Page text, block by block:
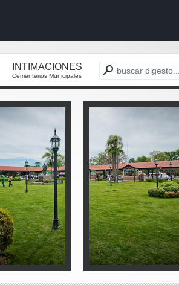
INTIMACIONES
Cementerios Municipales